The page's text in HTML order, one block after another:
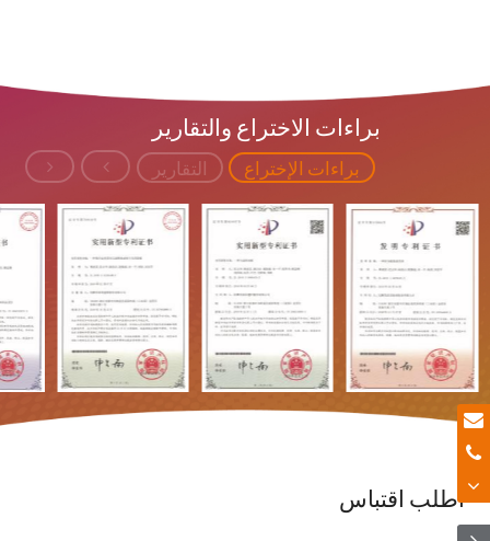
براءات الاختراع والتقارير
براءات الإختراع التقارير
اطلب اقتباس